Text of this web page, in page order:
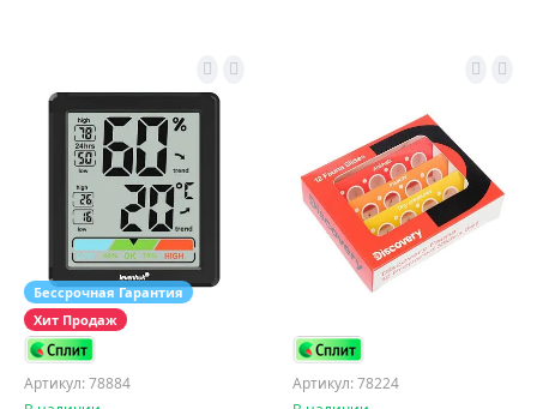
Бессрочная Гарантия
Хит Продаж
Артикул: 78884
Артикул: 78224